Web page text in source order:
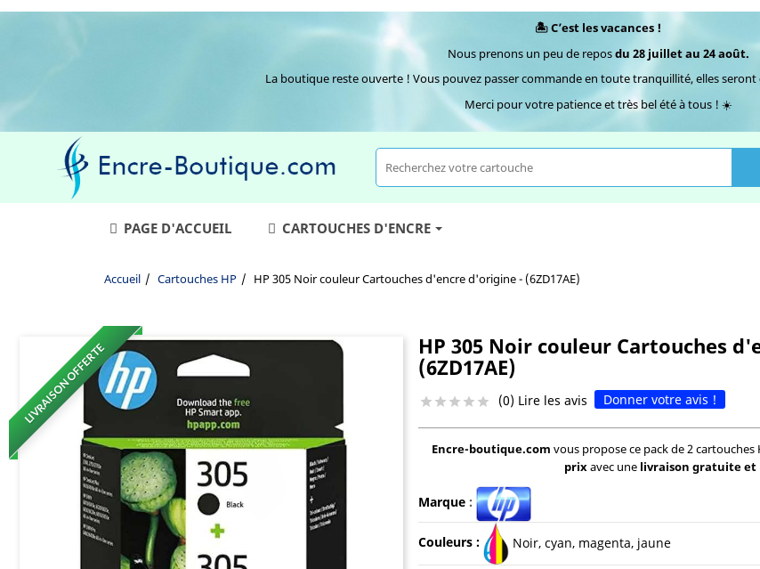
🏝️ C’est les vacances !
Nous prenons un peu de reposdu 28 juillet au 24 août.
La boutique reste ouverte ! Vous pouvez passer commande en toute tranquillité, elles seront
Merci pour votre patience et très bel été à tous ! ☀️
PAGE D'ACCUEIL CARTOUCHES D'ENCRE
Accueil Cartouches HP HP 305 Noir couleur Cartouches d'encre d'origine - (6ZD17AE)
LIVRAISON OFFERTE
HP 305 Noir couleur Cartouches
(6ZD17AE)
     (0) Lire les avis Donner votre avis !
Encre-boutique.com vous propose ce pack de 2
prix avec une livraison gratuite et
Marque:
Couleurs : Noir, cyan, magenta, jaune